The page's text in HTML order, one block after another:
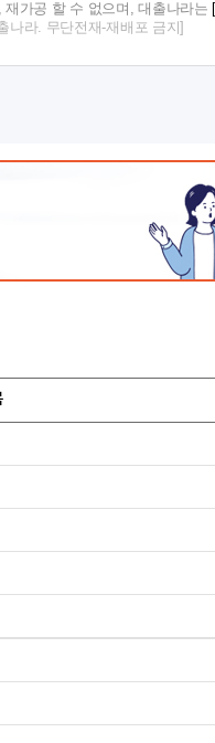
가공 할 수 없으며, 대출나라는
나라. 무단전재-재배포 금지]